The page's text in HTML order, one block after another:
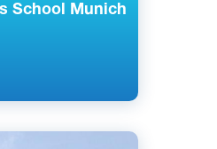
School Munich